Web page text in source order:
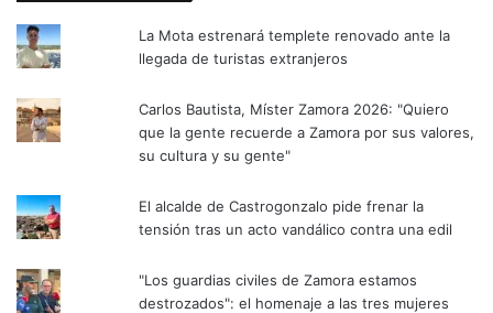
La Mota estrenará templete renovado ante la
llegada de turistas extranjeros
Carlos Bautista, Míster Zamora 2026: "Quiero
que la gente recuerde a Zamora por sus valores,
su cultura y su gente"
El alcalde de Castrogonzalo pide frenar la
tensión tras un acto vandálico contra una edil
"Los guardias civiles de Zamora estamos
destrozados": el homenaje a las tres mujeres